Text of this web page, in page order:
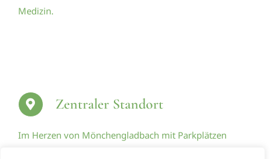
Medizin.
Zentraler Standort
Im Herzen von Mönchengladbach mit Parkplätzen